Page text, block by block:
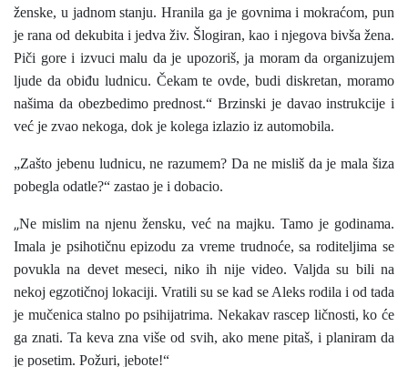
ženske, u jadnom stanju. Hranila ga je govnima i mokraćom, pun
je rana od dekubita i jedva živ. Šlogiran, kao i njegova bivša žena.
Piči gore i izvuci malu da je upozoriš, ja moram da organizujem
ljude da obiđu ludnicu. Čekam te ovde, budi diskretan, moramo
našima da obezbedimo prednost.“ Brzinski je davao instrukcije i
već je zvao nekoga, dok je kolega izlazio iz automobila.
„Zašto jebenu ludnicu, ne razumem? Da ne misliš da je mala šiza
pobegla odatle?“ zastao je i dobacio.
„Ne mislim na njenu žensku, već na majku. Tamo je godinama.
Imala je psihotičnu epizodu za vreme trudnoće, sa roditeljima se
povukla na devet meseci, niko ih nije video. Valjda su bili na
nekoj egzotičnoj lokaciji. Vratili su se kad se Aleks rodila i od tada
je mučenica stalno po psihijatrima. Nekakav rascep ličnosti, ko će
ga znati. Ta keva zna više od svih, ako mene pitaš, i planiram da
je posetim. Požuri, jebote!“